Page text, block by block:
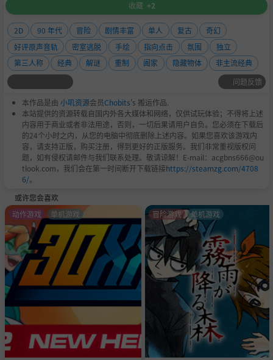
收藏 +2
2D 90 年代 冒险 剧情丰富 单人 复古
奇幻
好评原声音轨
密室逃脱 手绘 指向点击 氛围
独立
第三人称
经典 解谜 重制 阖家 隐藏物体
非主流经典
问题反馈
本作品是由 小叽资源会员Chobits's 搬运作品.
本站提供的资源转载自国内外各大媒体和网络，仅供试玩体验；不得将上述
内容用于商业或者非法用途，否则，一切后果请用户自负。您必须在下载后
的24个小时之内，从您的电脑中彻底删除上述内容。如果您喜欢该游戏内
容，请支持正版，购买注册，得到更好的正版服务。我们非常重视版权问
题，如有侵权请邮件与我们联系处理。敬请谅解！E-mail：acgbns666@ou
tlook.com，我们会在第一时间断开下载链接https://steamzg.com/4708
6/。
或许您会喜欢
动作游戏 单机游戏 冒险游戏 单机游戏